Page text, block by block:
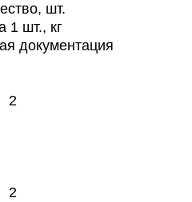
шт.
1 шт., кг
документация
2
2